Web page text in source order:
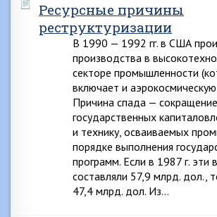
Ресурсные причины
реструктуризации
В 1990 — 1992 гг. в США
производства в
секторе промышленности
включает и аэрокосмическую
Причина спада — сокращение
государственных
и технику, осваиваемых
порядке выполнения
программ. Если в 1987 г. эти
составляли 57,9 млрд. дол.,
47,4 млрд. дол. Из…